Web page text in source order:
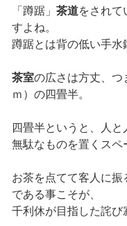
「蹲踞」 茶道をされて
すよね。
蹲踞とは背の低い手水
茶室の広さは方丈、つ
ｍ）の四畳半。
四畳半というと、人と
無駄なものを置くスペ
お茶を点てて客人に
である事こそが、
千利休が目指した詫び